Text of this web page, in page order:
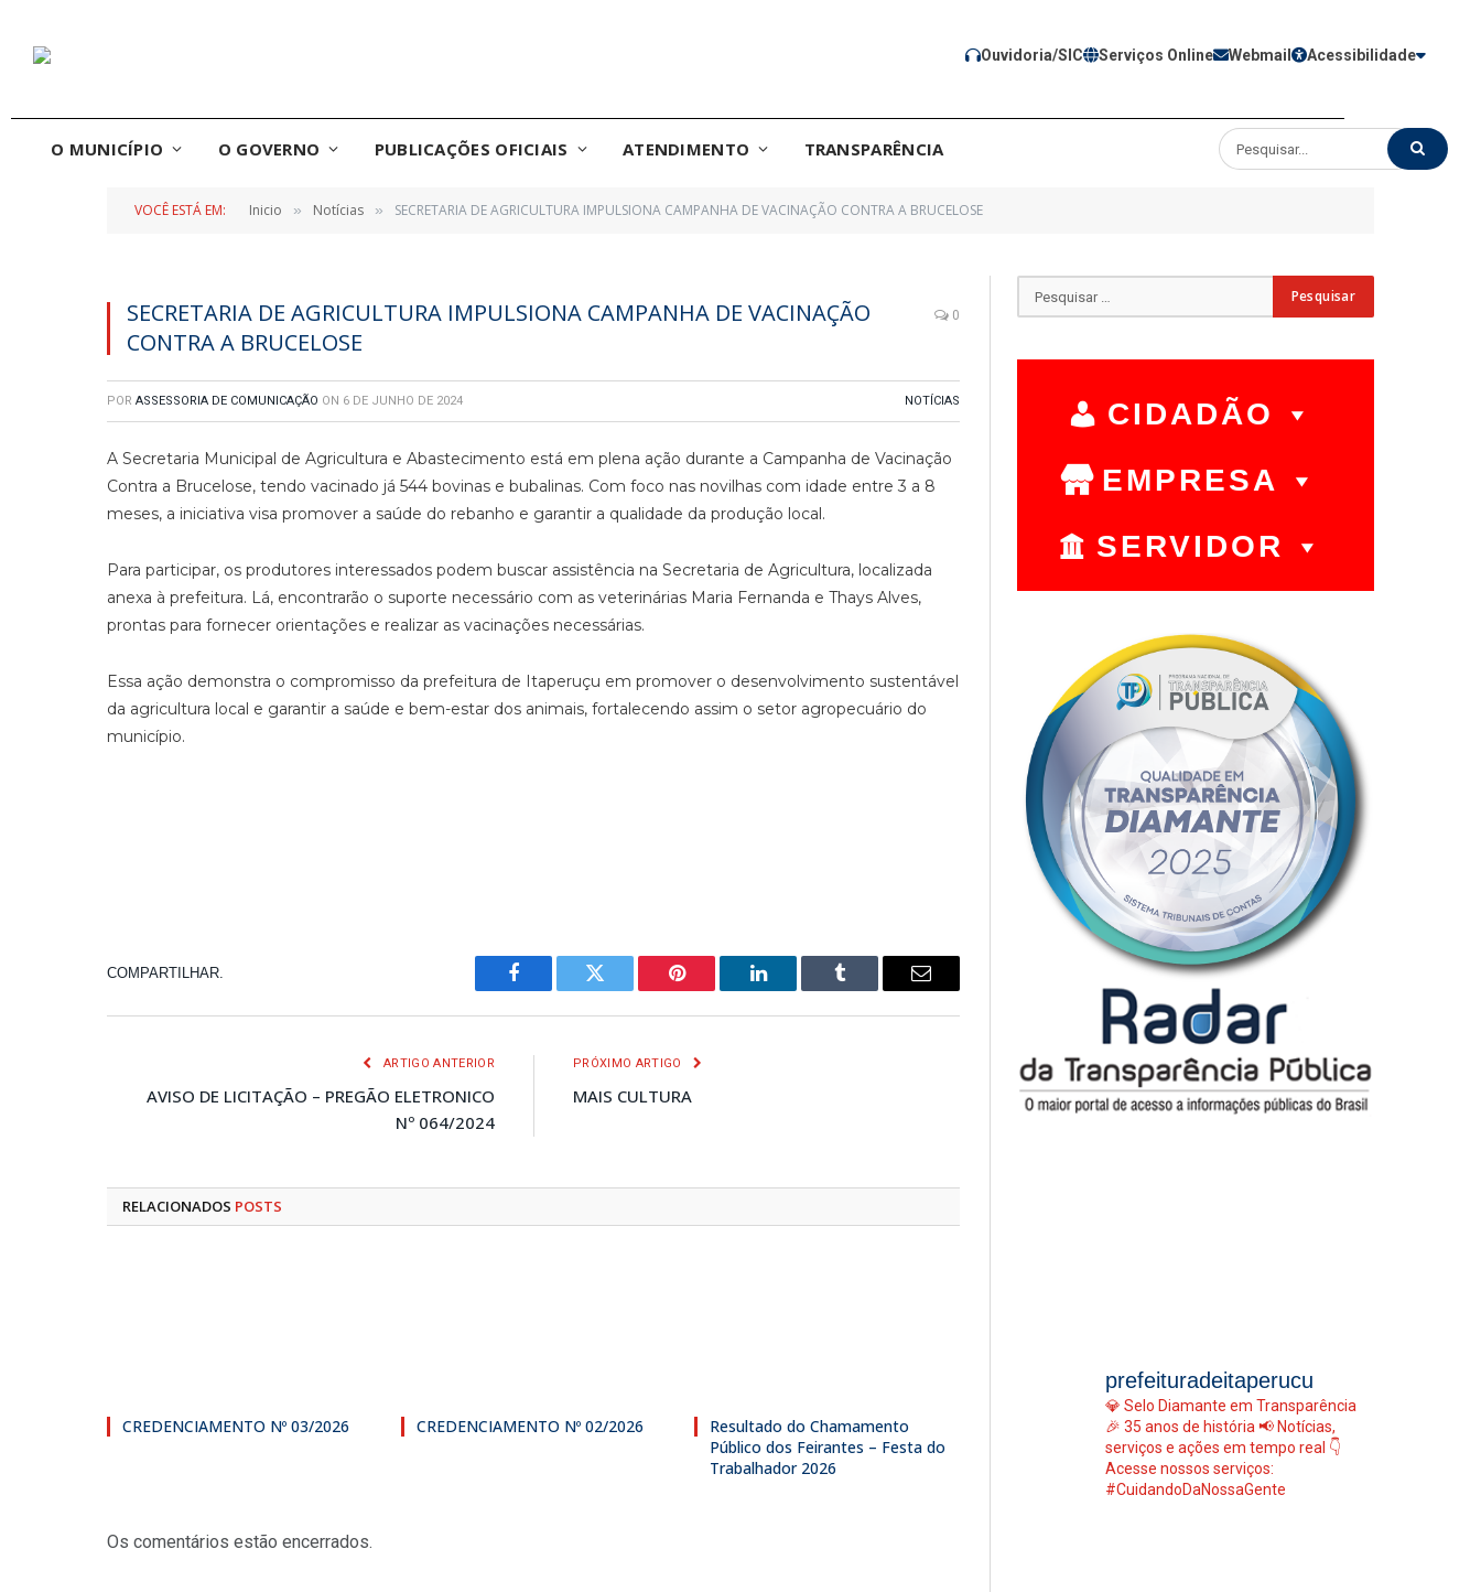
Ouvidoria/SIC Serviços Online Webmail Acessibilidade
O MUNICÍPIO O GOVERNO PUBLICAÇÕES OFICIAIS ATENDIMENTO TRANSPARÊNCIA
VOCÊ ESTÁ EM: Inicio » Notícias » SECRETARIA DE AGRICULTURA IMPULSIONA CAMPANHA DE VACINAÇÃO CONTRA A BRUCELOSE
SECRETARIA DE AGRICULTURA IMPULSIONA CAMPANHA DE VACINAÇÃO
CONTRA A BRUCELOSE
0
POR ASSESSORIA DE COMUNICAÇÃO ON 6 DE JUNHO DE 2024 NOTÍCIAS
A Secretaria Municipal de Agricultura e Abastecimento está em plena ação durante a Campanha de Vacinação
Contra a Brucelose, tendo vacinado já 544 bovinas e bubalinas. Com foco nas novilhas com idade entre 3 a 8
meses, a iniciativa visa promover a saúde do rebanho e garantir a qualidade da produção local.
Para participar, os produtores interessados podem buscar assistência na Secretaria de Agricultura, localizada
anexa à prefeitura. Lá, encontrarão o suporte necessário com as veterinárias Maria Fernanda e Thays Alves,
prontas para fornecer orientações e realizar as vacinações necessárias.
Essa ação demonstra o compromisso da prefeitura de Itaperuçu em promover o desenvolvimento sustentável
da agricultura local e garantir a saúde e bem-estar dos animais, fortalecendo assim o setor agropecuário do
município.
COMPARTILHAR.
Facebook Twitter Pinterest LinkedIn Tumblr
E-
ARTIGO ANTERIOR
AVISO DE LICITAÇÃO – PREGÃO ELETRONICO
Nº 064/2024
PRÓXIMO ARTIGO
MAIS CULTURA
RELACIONADOS POSTS
CREDENCIAMENTO Nº 03/2026 CREDENCIAMENTO Nº 02/2026
Resultado do Chamamento
Público dos Feirantes – Festa do
Trabalhador 2026
Os comentários estão encerrados.
CIDADÃO
EMPRESA
SERVIDOR
prefeituradeitaperucu
💎 Selo Diamante em Transparência
🎉 35 anos de história 📢 Notícias,
serviços e ações em tempo real 👇
Acesse nossos serviços:
#CuidandoDaNossaGente